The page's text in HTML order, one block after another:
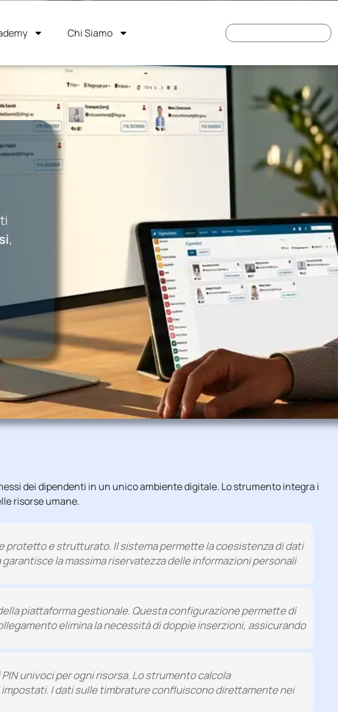
Chi Siamo
,
dei dipendenti in un unico ambiente digitale. Lo strumento integra i
risorse umane.
protetto e strutturato. Il sistema permette la coesistenza di dati
la massima riservatezza delle informazioni personali
piattaforma gestionale. Questa configurazione permette di
elimina la necessità di doppie inserzioni, assicurando
univoci per ogni risorsa. Lo strumento calcola
I dati sulle timbrature confluiscono direttamente nei